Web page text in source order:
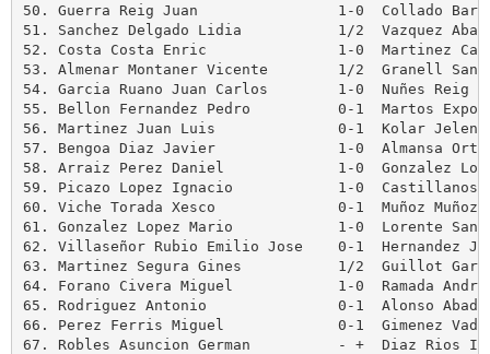
50. Guerra Reig Juan                1-0  Collado
51. Sanchez Delgado Lidia           1/2  Vazquez Abad
52. Costa Costa Enric               1-0  Martinez
53. Almenar Montaner Vicente        1/2  Granell
54. Garcia Ruano Juan Carlos        1-0  Nuñes Reig
55. Bellon Fernandez Pedro          0-1  Martos
56. Martinez Juan Luis              0-1  Kolar Jelena
57. Bengoa Diaz Javier              1-0  Almansa
58. Arraiz Perez Daniel             1-0  Gonzalez
59. Picazo Lopez Ignacio            1-0  Castillanos
60. Viche Torada Xesco              0-1  Muñoz Muñoz
61. Gonzalez Lopez Mario            1-0  Lorente
62. Villaseñor Rubio Emilio Jose    0-1  Hernandez
63. Martinez Segura Gines           1/2  Guillot
64. Forano Civera Miguel            1-0  Ramada
65. Rodriguez Antonio               0-1  Alonso Abad
66. Perez Ferris Miguel             0-1  Gimenez
67. Robles Asuncion German          - +  Diaz Rios